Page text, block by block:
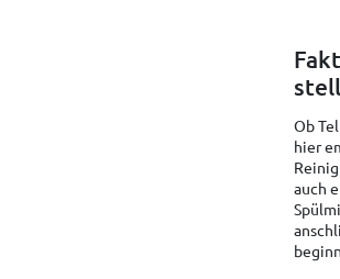
Ob
hier
auch